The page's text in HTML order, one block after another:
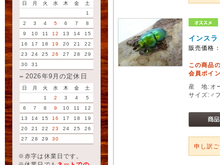
日 月 火 水 木 金
土
1
2
3 4 5 6 7
8
9
10 11 12 13 14
15
16
17 18 19 20 21
22
23
24 25 26 27 28
29
30
31
2026年9月の定休日
日 月 火 水 木 金
土
1
2 3 4
5
6
7 8 9 10 11
12
13
14 15 16 17 18
19
20
21 22 23 24 25
26
27
28 29 30
※赤字は休業日です。
インス
販売価格
この商品
会員ポイ
産 地:オ
サイズ:♂
申し訳